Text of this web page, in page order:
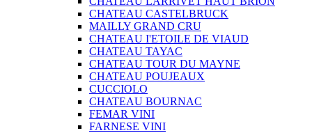
CHATEAU CASTELBRUCK
MAILLY GRAND CRU
CHATEAU I'ETOILE DE VIAUD
CHATEAU TAYAC
CHATEAU TOUR DU MAYNE
CHATEAU POUJEAUX
CUCCIOLO
CHATEAU BOURNAC
FEMAR VINI
FARNESE VINI